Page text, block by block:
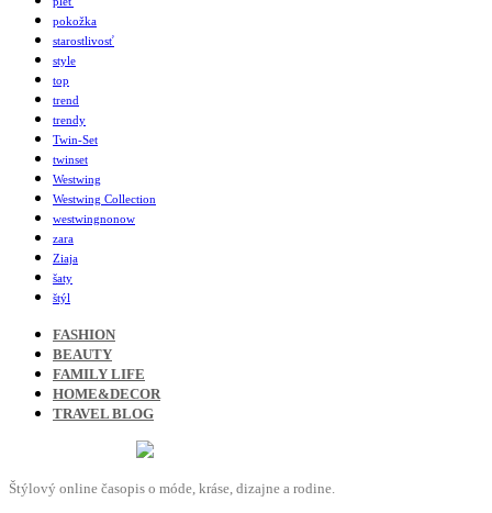
pokožka
starostlivosť
style
top
trend
trendy
Twin-Set
twinset
Westwing
Westwing Collection
westwingnonow
zara
Ziaja
šaty
štýl
FASHION
BEAUTY
FAMILY LIFE
HOME&DECOR
TRAVEL BLOG
Štýlový online časopis o móde, kráse, dizajne a rodine.